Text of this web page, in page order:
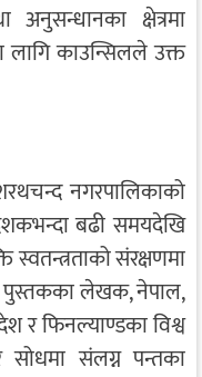
अनुसन्धानका क्षेत्रमा
लागि काउन्सिलले उक्त
नगरपालिकाको
बढी समयदेखि
स्वतन्त्रताको संरक्षणमा
पुस्तकका लेखक, नेपाल,
र फिनल्याण्डका विश्व
सोधमा संलग्न पन्तका